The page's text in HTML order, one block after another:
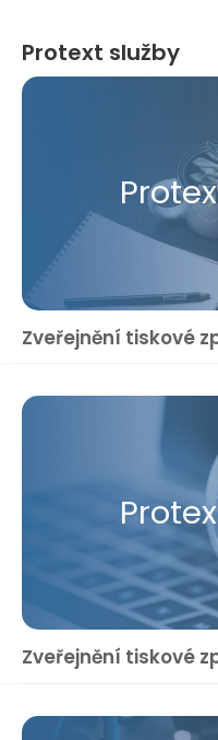
Protext služby
Zveřejnění tiskové
Zveřejnění tiskové